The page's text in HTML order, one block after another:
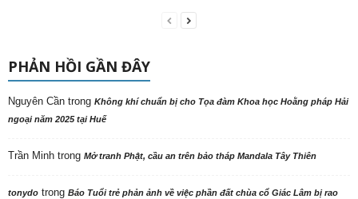
PHẢN HỒI GẦN ĐÂY
Nguyên Cần trong Không khí chuẩn bị cho Tọa đàm Khoa học Hoằng pháp Hải
ngoại năm 2025 tại Huế
Trần Minh trong Mở tranh Phật, cầu an trên bảo tháp Mandala Tây Thiên
tonydo trong Báo Tuổi trẻ phản ảnh về việc phần đất chùa cổ Giác Lâm bị rao